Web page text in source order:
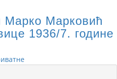
Марковић
1936/7. године